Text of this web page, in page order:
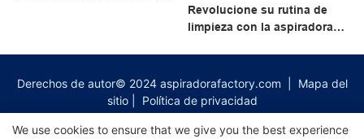
Revolucione su rutina de
limpieza con la aspiradora
y una comodidad
incomparable!
Derechos de autor© 2024 aspiradorafactory.com
Mapa del
sitio
Política de privacidad
We use cookies to ensure that we give you the best experience